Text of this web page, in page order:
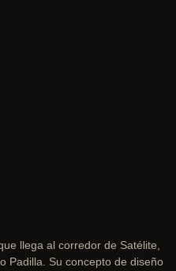
llega al corredor de Satélite,
Padilla. Su concepto de diseño